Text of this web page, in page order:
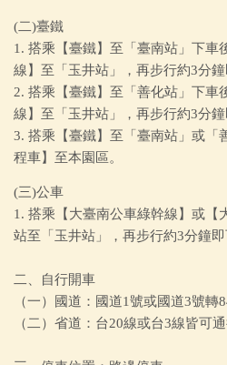
(二)臺鐵
1. 搭乘【臺鐵】至「臺南站」下車
線】至「玉井站」，再步行約3分鐘
2. 搭乘【臺鐵】至「善化站」下車
線】至「玉井站」，再步行約3分鐘
3. 搭乘【臺鐵】至「臺南站」或「
程車】至本園區。
(三)公車
1. 搭乘【大臺南公車綠幹線】或【
站至「玉井站」，再步行約3分鐘即
二、自行開車
（一）國道：國道1號或國道3號轉
（二）省道：台20線或台3線皆可通